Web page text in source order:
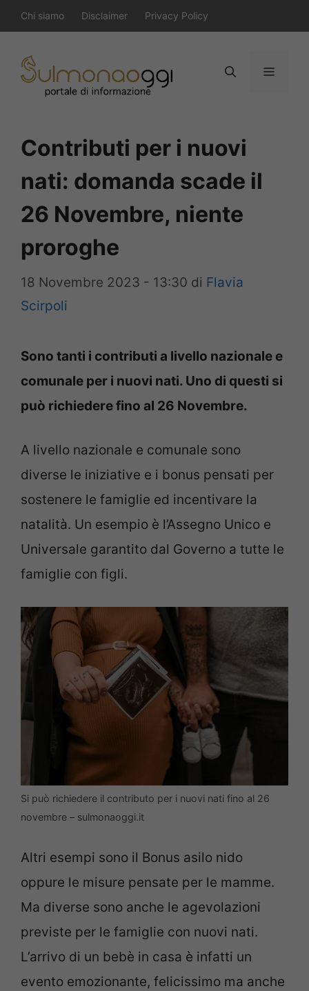
al
contenuto
Chi siamo Disclaimer Privacy Policy
Menu
Contributi per i nuovi
nati: domanda scade il
26 Novembre, niente
proroghe
18 Novembre 2023 - 13:30 di Flavia
Scirpoli
Sono tanti i contributi a livello nazionale e
comunale per i nuovi nati. Uno di questi si
può richiedere fino al 26 Novembre.
A livello nazionale e comunale sono
diverse le iniziative e i bonus pensati per
sostenere le famiglie ed incentivare la
natalità. Un esempio è l’Assegno Unico e
Universale garantito dal Governo a tutte le
famiglie con figli.
Si può richiedere il contributo per i nuovi nati fino al 26
novembre – sulmonaoggi.it
Altri esempi sono il Bonus asilo nido
oppure le misure pensate per le mamme.
Ma diverse sono anche le agevolazioni
previste per le famiglie con nuovi nati.
L’arrivo di un bebè in casa è infatti un
evento emozionante, felicissimo ma anche